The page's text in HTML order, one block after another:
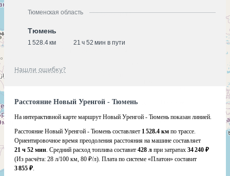
Тюменская область
Тюмень
1 528.4 км 21 ч 52 мин в пути
Нашли ошибку?
Расстояние Новый Уренгой - Тюмень
На интерактивной карте маршрут Новый Уренгой - Тюмень показан линией.
Расстояние Новый Уренгой - Тюмень составляет 1 528.4 км по трассе.
Ориентировочное время преодоления расстояния на машине составляет
21 ч 52 мин. Средний расход топлива составит 428 л при затратах 34 240 ₽
(Из расчёта: 28 л/100 км, 80 ₽/л). Плата по системе «Платон» составит
3 855 ₽.